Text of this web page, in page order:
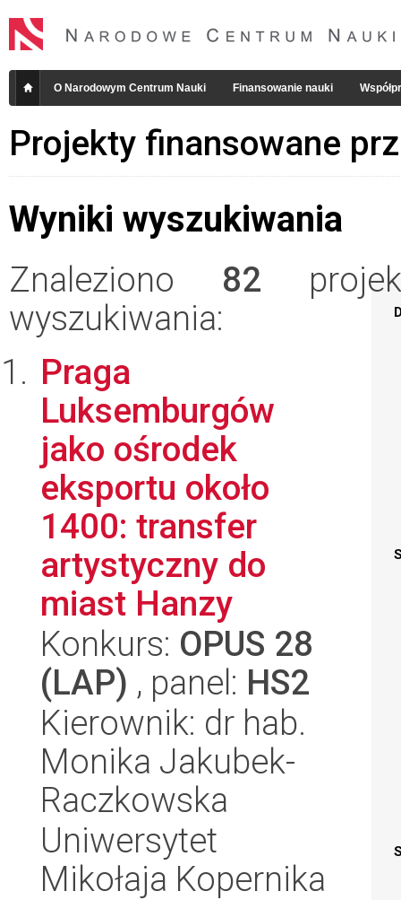
O Narodowym Centrum Nauki Finansowanie nauki
Projekty finansowane
Wyniki wyszukiwania
Znaleziono 82
wyszukiwania:
Praga
Luksemburgów
jako ośrodek
eksportu około
1400: transfer
artystyczny do
miast Hanzy
Konkurs: OPUS 28
(LAP) , panel: HS2
Kierownik: dr hab.
Monika Jakubek-
Raczkowska
Uniwersytet
Mikołaja Kopernika